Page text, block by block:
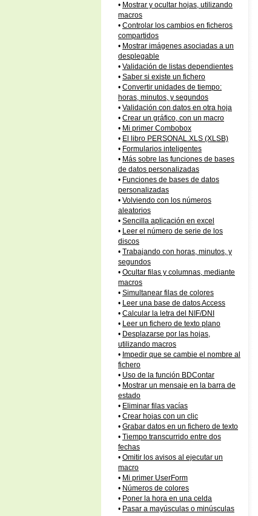
• Mostrar y ocultar hojas, utilizando
macros
• Controlar los cambios en ficheros
compartidos
• Mostrar imágenes asociadas a un
desplegable
• Validación de listas dependientes
• Saber si existe un fichero
• Convertir unidades de tiempo:
horas, minutos, y segundos
• Validación con datos en otra hoja
• Crear un gráfico, con un macro
• Mi primer Combobox
• El libro PERSONAL.XLS (XLSB)
• Formularios inteligentes
• Más sobre las funciones de bases
de datos personalizadas
• Funciones de bases de datos
personalizadas
• Volviendo con los números
aleatorios
• Sencilla aplicación en excel
•
Leer el número de serie de los
discos
• Trabajando con horas, minutos, y
segundos
• Ocultar filas y columnas, mediante
macros
• Simultanear filas de colores
•
Leer una base de datos Access
• Calcular la letra del NIF/DNI
•
Leer un fichero de texto plano
• Desplazarse por las hojas,
utilizando macros
• Impedir que se cambie el nombre al
fichero
• Uso de la función BDContar
• Mostrar un mensaje en la barra de
estado
• Eliminar filas vacías
• Crear hojas con un clic
• Grabar datos en un fichero de texto
• Tiempo transcurrido entre dos
fechas
• Omitir los avisos al ejecutar un
macro
• Mi primer UserForm
• Números de colores
• Poner la hora en una celda
• Pasar a mayúsculas o minúsculas